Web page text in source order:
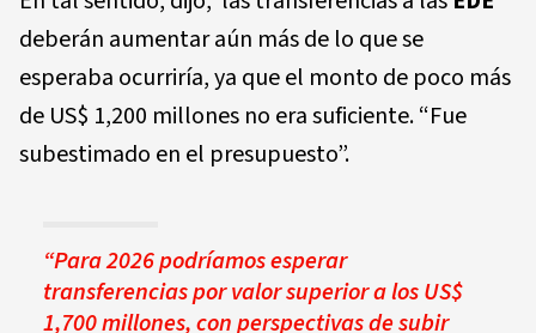
deberán aumentar aún más de lo que se
esperaba ocurriría, ya que el monto de poco más
de US$ 1,200 millones no era suficiente. “Fue
subestimado en el presupuesto”.
“Para 2026 podríamos esperar
transferencias por valor superior a los US$
1,700 millones, con perspectivas de subir